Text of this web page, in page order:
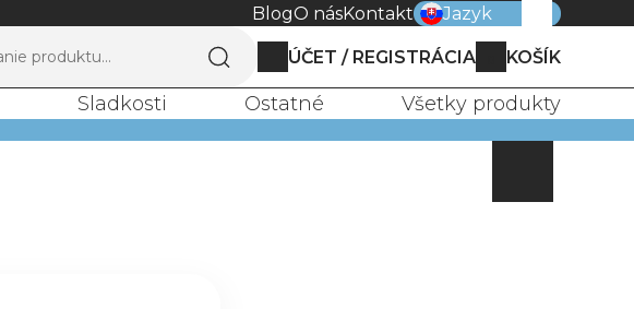
BlogO násKontakt Jazyk
ÚČET / REGISTRÁCIA KOŠÍK
Sladkosti Ostatné Všetky produkty